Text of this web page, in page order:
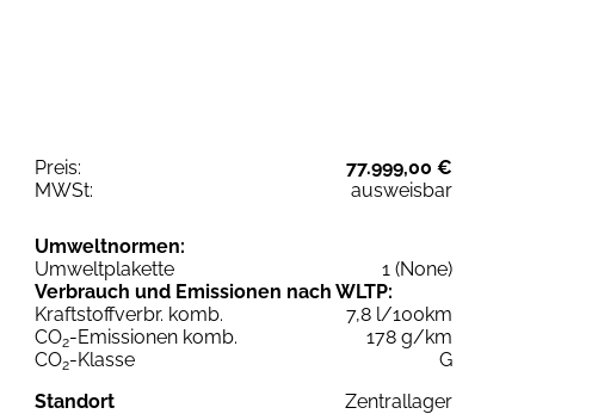
Preis:
77.999,00 €
MWSt:
ausweisbar
Umweltnormen:
Umweltplakette
1 (None)
Verbrauch und Emissionen nach WLTP:
Kraftstoffverbr. komb.
7,8 l/100km
CO2-Emissionen komb.
178 g/km
CO2-Klasse
G
Standort
Zentrallager